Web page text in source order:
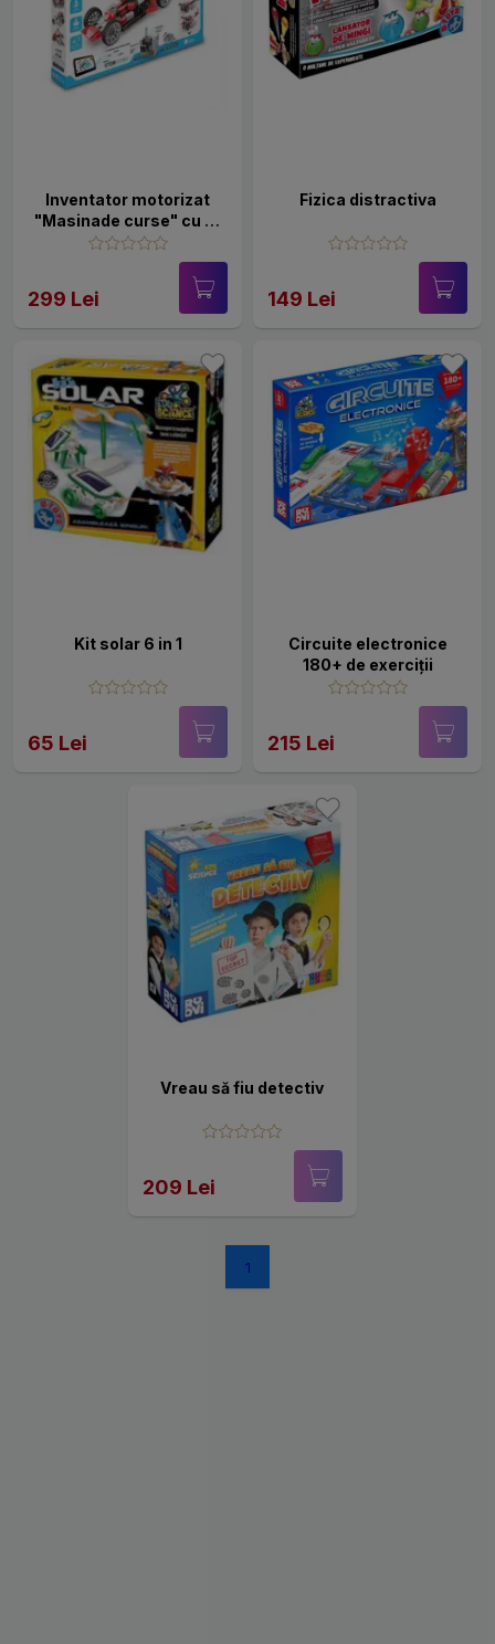
Inventator motorizat
"Masinade curse" cu 10
modele bonus motor cu
angrenaj inclus
299 Lei
Fizica distractiva
149 Lei
Kit solar 6 in 1
65 Lei
Circuite electronice
180+ de exerciții
215 Lei
Vreau să fiu detectiv
209 Lei
1